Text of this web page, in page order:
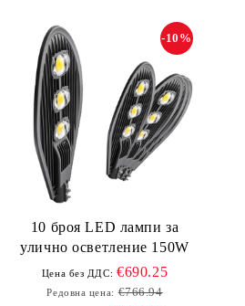
10 броя LED лампи за
улично осветление 150W
-10%
Цена без ДДС: €690.25
Редовна цена: €766.94